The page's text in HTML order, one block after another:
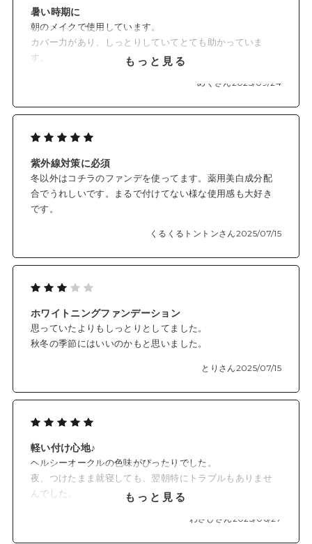
*5 リン酸L-アスコルビルマグネシウム
暑い時期に
朝のメイクで使用しています。
カバー力があり、しっとりしていてとても助かっていま
す。
です。
もっと見る
めぐさん2025/09/24
紫外線対策に必須
冬以外はコチラのファンデを使ってます。薬用美白成分配
合でうれしいです。まるで付けてない様な使用感も大好き
です。
くるくるトントンさん2025/07/15
ホワイトニングファンデーション
思っていたよりもしっとりとしてました。
秋冬の季節にはいいのかもと思いました。
とりさん2025/07/15
軽い付け心地♪
ヘルシーオークルの色味がぴったりでした。
夜、つけたまま就寝しても、翌朝特にトラブルもありませ
んでした。
黒でもないのですが、ヘルシーオークルはナチュラルな仕
もっと見る
わさびさん2025/06/27